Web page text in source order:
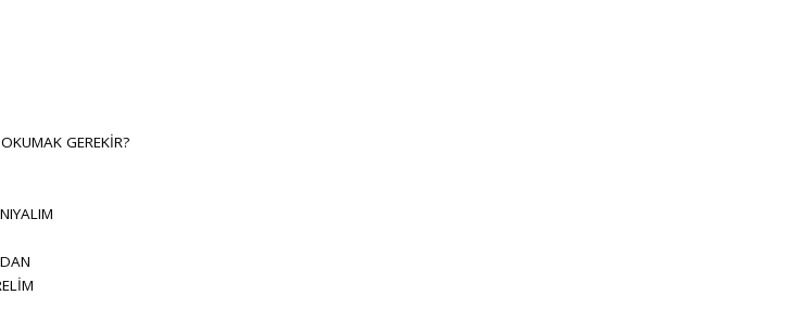
GEREKİR?